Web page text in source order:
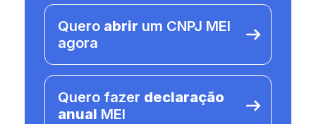
Quero abrir um CNPJ MEI
agora
Quero fazer declaração
anual MEI